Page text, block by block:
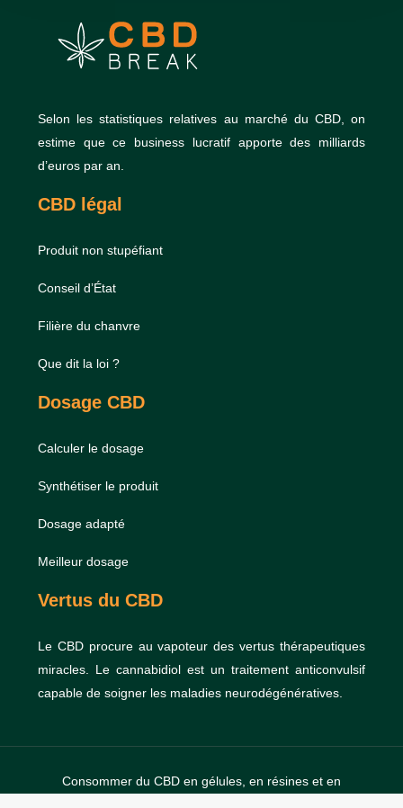
Selon les statistiques relatives au marché du CBD, on
estime que ce business lucratif apporte des milliards
d’euros par an.
CBD légal
Produit non stupéfiant
Conseil d’État
Filière du chanvre
Que dit la loi ?
Dosage CBD
Calculer le dosage
Synthétiser le produit
Dosage adapté
Meilleur dosage
Vertus du CBD
Le CBD procure au vapoteur des vertus thérapeutiques
miracles. Le cannabidiol est un traitement anticonvulsif
capable de soigner les maladies neurodégénératives.
Consommer du CBD en gélules, en résines et en